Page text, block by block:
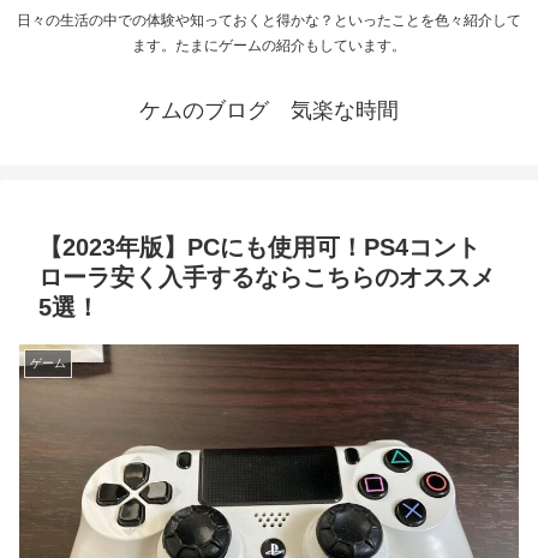
日々の生活の中での体験や知っておくと得かな？といったことを色々紹介して
ます。たまにゲームの紹介もしています。
ケムのブログ 気楽な時間
【2023年版】PCにも使用可！PS4コント
ローラ安く入手するならこちらのオススメ
5選！
ゲーム